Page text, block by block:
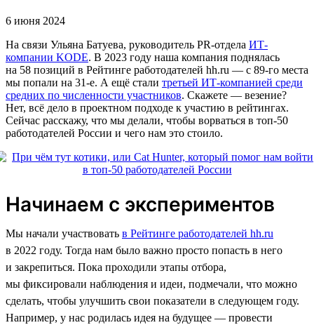
6 июня 2024
На связи Ульяна Батуева, руководитель PR-отдела ИТ-
компании KODE. В 2023 году наша компания поднялась
на 58 позиций в Рейтинге работодателей hh.ru — с 89-го места
мы попали на 31-е. А ещё стали третьей ИТ-компанией среди
средних по численности участников. Скажете — везение?
Нет, всё дело в проектном подходе к участию в рейтингах.
Сейчас расскажу, что мы делали, чтобы ворваться в топ-50
работодателей России и чего нам это стоило.
Начинаем с экспериментов
Мы начали участвовать в Рейтинге работодателей hh.ru
в 2022 году. Тогда нам было важно просто попасть в него
и закрепиться. Пока проходили этапы отбора,
мы фиксировали наблюдения и идеи, подмечали, что можно
сделать, чтобы улучшить свои показатели в следующем году.
Например, у нас родилась идея на будущее — провести